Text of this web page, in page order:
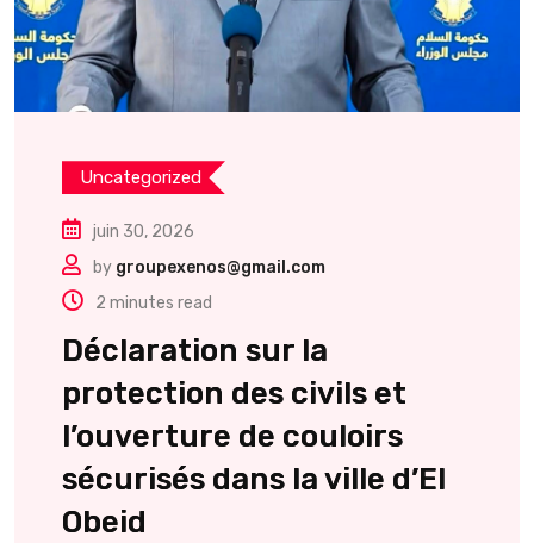
Uncategorized
juin 30, 2026
by groupexenos@gmail.com
2 minutes read
Déclaration sur la
protection des civils et
l’ouverture de couloirs
sécurisés dans la ville d’El
Obeid